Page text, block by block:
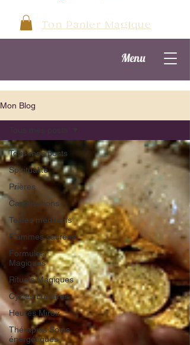
Menu
Ton Panier Magique
Mon Blog
Tous mes posts
Spiritualité
Prières
Canalisations
Textes méditatifs
Flammes sacrées
Formules
Magiques
Rituels Magiques
Cycles Lunaires
Heures Miroir
Thérapies Soins
énergétiques